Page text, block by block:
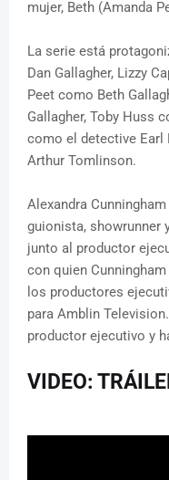
mujer, Beth (Amanda
La serie está
Dan Gallagher, Lizzy
Peet como Beth
Gallagher, Toby Huss
como el detective Earl
Arthur Tomlinson.
Alexandra
guionista, showrunner
junto al productor
con quien
los productores
para Amblin
productor ejecutivo y
VIDEO: